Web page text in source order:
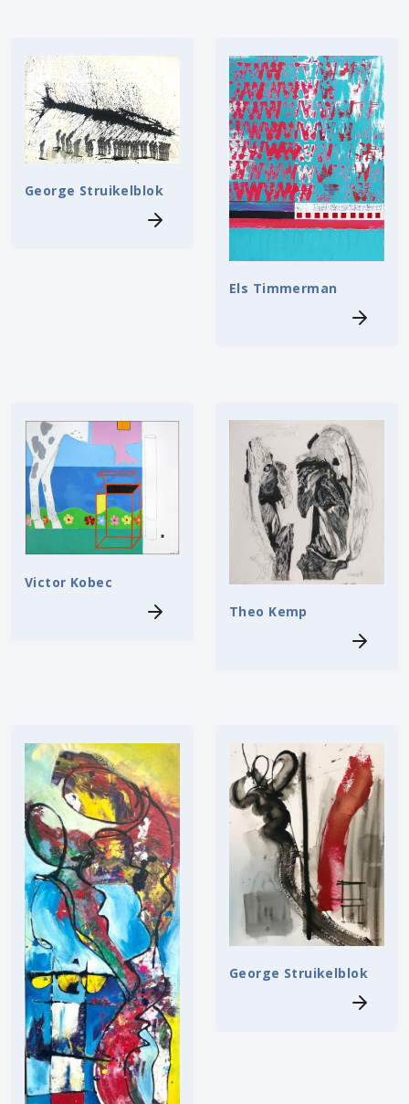
George Struikelblok
Els Timmerman
Victor Kobec
Theo Kemp
George Struikelblok